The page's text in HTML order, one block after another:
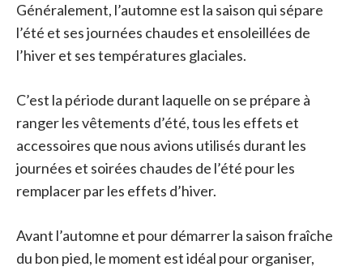
Généralement, l’automne est la saison qui sépare
l’été et ses journées chaudes et ensoleillées de
l’hiver et ses températures glaciales.
C’est la période durant laquelle on se prépare à
ranger les vêtements d’été, tous les effets et
accessoires que nous avions utilisés durant les
journées et soirées chaudes de l’été pour les
remplacer par les effets d’hiver.
Avant l’automne et pour démarrer la saison fraîche
du bon pied, le moment est idéal pour organiser,